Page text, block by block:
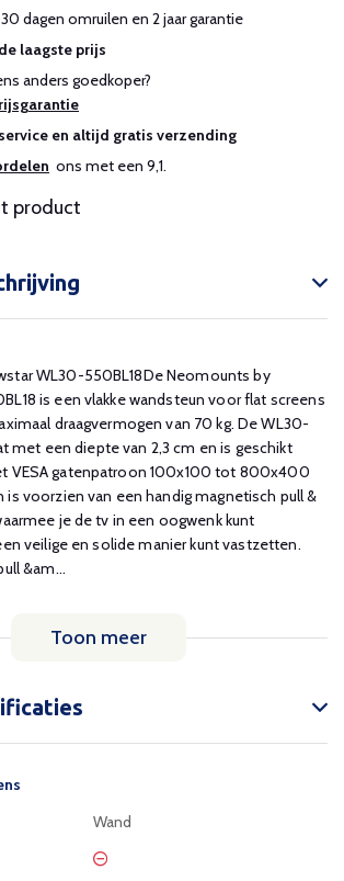
dagen omruilen en 2 jaar garantie
laagste prijs
anders goedkoper?
en altijd gratis verzending
ons met een 9,1.
product
WL30-550BL18De Neomounts by
is een vlakke wandsteun voor flat screens
draagvermogen van 70 kg. De WL30-
met een diepte van 2,3 cm en is geschikt
VESA gatenpatroon 100x100 tot 800x400
is voorzien van een handig magnetisch pull &
je de tv in een oogwenk kunt
veilige en solide manier kunt vastzetten.
&am...
Toon meer
Wand